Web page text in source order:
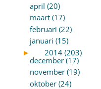
april (20)
maart (17)
februari (22)
januari (15)
►
2014 (203)
december (17)
november (19)
oktober (24)